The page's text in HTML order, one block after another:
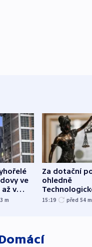
ve
až v
dnech
m
Za dotační
ohledně
parku poslal
15:19 před 54 m